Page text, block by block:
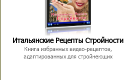
Итальянские Рецепты Стройности
Книга избранных видео-рецептов,
адаптированных для стройнеющих